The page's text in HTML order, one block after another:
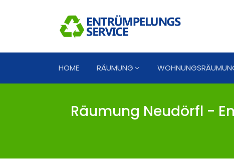
HOME RÄUMUNG
Räumung Neudörfl -